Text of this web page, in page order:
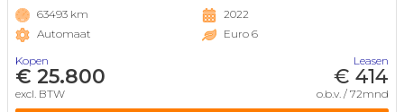
63493 km
Automaat
2022
Euro 6
Kopen
€ 25.800
excl. BTW
Leasen
€ 414
o.b.v. / 72mnd